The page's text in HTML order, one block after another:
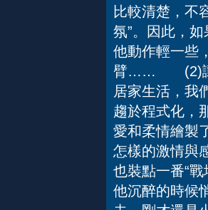
比較清楚，
氛”。因此，
他動作輕一些
臂…… (2)讓
居家生活，
趨於程式化，
愛和柔情繪製
怎樣的激情
也裝點一番“
他沉醉的時候